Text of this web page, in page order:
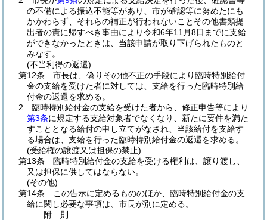
の不備による振込不能等があり、市が確認等に努めたにも
かかわらず、それらの補正が行われないことその他書類提
出者の責に帰すべき事由により令和6年11月8日までに支給
ができなかったときは、当該申請が取り下げられたものと
みなす。
(不当利得の返還)
第12条
市長は、偽りその他不正の手段により臨時特別給付
金の支給を受けた者に対しては、支給を行った臨時特別給
付金の返還を求める。
2
臨時特別給付金の支給を受けた者から、修正申告等により
第3条に規定する支給対象者でなくなり、新たに要件を満た
すこととなる給付の申し立てがなされ、当該給付を支給す
る場合は、支給を行った臨時特別給付金の返還を求める。
(受給権の譲渡又は担保の禁止)
第13条
臨時特別給付金の支給を受ける権利は、譲り渡し、
又は担保に供してはならない。
(その他)
第14条
この告示に定めるもののほか、臨時特別給付金の支
給に関し必要な事項は、市長が別に定める。
附 則